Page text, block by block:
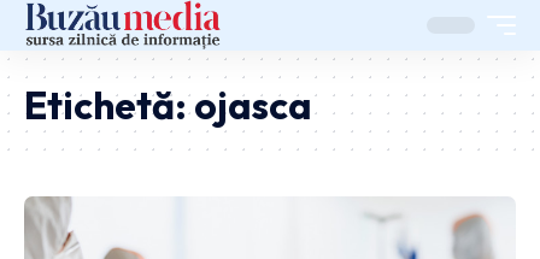
Etichetă:ojasca